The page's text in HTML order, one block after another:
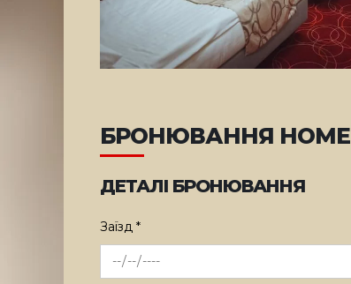
БРОНЮВАННЯ
ДЕТАЛІ БРОНЮВАННЯ
Заїзд *